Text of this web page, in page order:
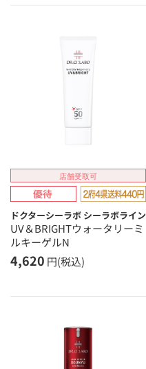
店舗受取可
ドクターシーラボ シーラボライン
UV＆BRIGHTウォータリーミ
ルキーゲルN
4,620 円(税込)